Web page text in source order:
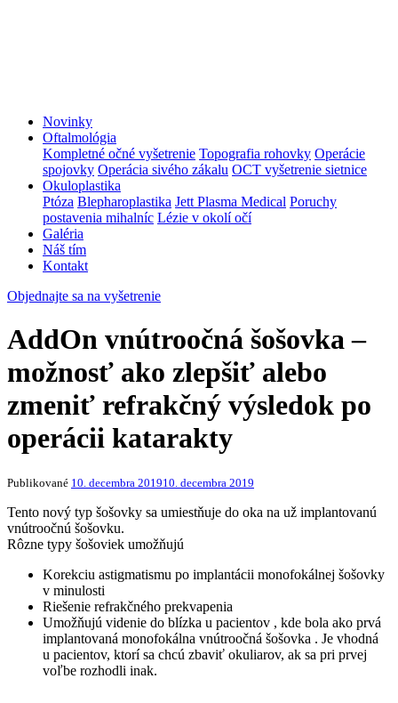
Novinky
Oftalmológia
Kompletné očné vyšetrenie Topografia rohovky Operácie
spojovky Operácia sivého zákalu OCT vyšetrenie sietnice
Okuloplastika
Ptóza Blepharoplastika Jett Plasma Medical Poruchy
postavenia mihalníc Lézie v okolí očí
Galéria
Náš tím
Kontakt
Objednajte sa na vyšetrenie
AddOn vnútroočná šošovka –
možnosť ako zlepšiť alebo
zmeniť refrakčný výsledok po
operácii katarakty
Publikované 10. decembra 201910. decembra 2019
Tento nový typ šošovky sa umiestňuje do oka na už implantovanú
vnútroočnú šošovku.
Rôzne typy šošoviek umožňujú
Korekciu astigmatismu po implantácii monofokálnej šošovky
v minulosti
Riešenie refrakčného prekvapenia
Umožňujú videnie do blízka u pacientov , kde bola ako prvá
implantovaná monofokálna vnútroočná šošovka . Je vhodná
u pacientov, ktorí sa chcú zbaviť okuliarov, ak sa pri prvej
voľbe rozhodli inak.